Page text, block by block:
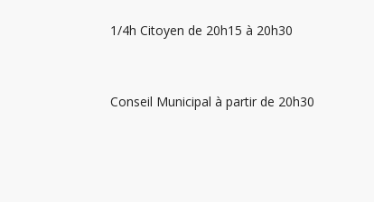
1/4h Citoyen de 20h15 à 20h30
Conseil Municipal à partir de 20h30